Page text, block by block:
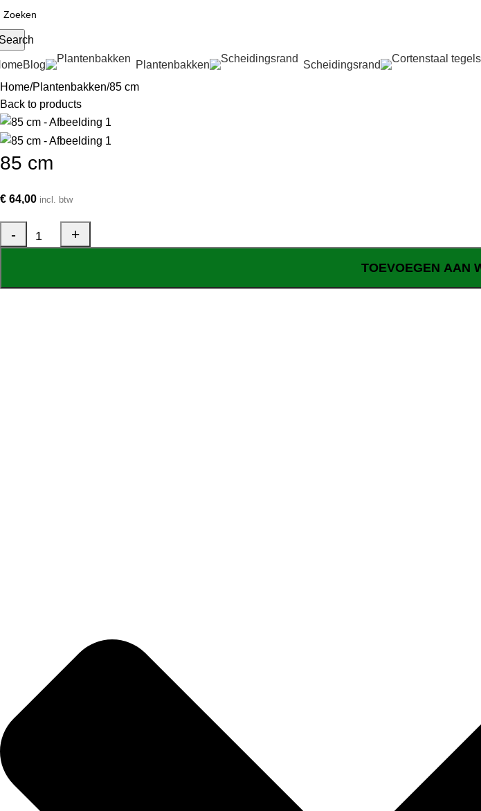
Blog Plantenbakken Scheidingsrand
Home Plantenbakken 85 cm
Back to products
85 cm
€ 64,00 incl. btw
TOEVOEGEN AAN